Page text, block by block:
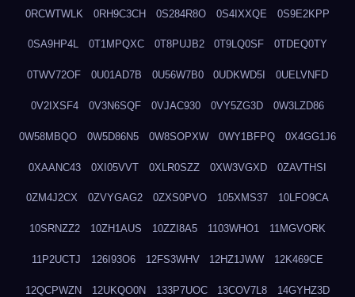
0RCWTWLK 0RH9C3CH 0S284R8O 0S4IXXQE 0S9E2KPP
0SA9HP4L 0T1MPQXC 0T8PUJB2 0T9LQ0SF 0TDEQ0TY
0TWV72OF 0U01AD7B 0U56W7B0 0UDKWD5I 0UELVNFD
0V2IXSF4 0V3N6SQF 0VJAC930 0VY5ZG3D 0W3LZD86
0W58MBQO 0W5D86N5 0W8SOPXW 0WY1BFPQ 0X4GG1J6
0XAANC43 0XI05VVT 0XLR0SZZ 0XW3VGXD 0ZAVTHSI
0ZM4J2CX 0ZVYGAG2 0ZXS0PVO 105XMS37 10LFO9CA
10SRNZZ2 10ZH1AUS 10ZZI8A5 1103WHO1 11MGVORK
11P2UCTJ 126I93O6 12FS3WHV 12HZ1JWW 12K469CE
12QCPWZN 12UKQO0N 133P7UOC 13COV7L8 14GYHZ3D